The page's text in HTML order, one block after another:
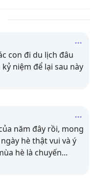
con đi du lịch đâu
niệm để lại sau này
năm đây rồi, mong
hè thật vui và ý
hè là chuyến...